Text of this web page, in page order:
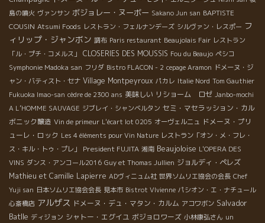
島の噴火 ヴァンサン ボジョレー・ヌーボー Sakano Jun san BAPTISTE
COUSIN Atsumi Foods レストラン・フェルナンデーズ シルヴァン・レスポー フ
ィリップ・ジャンボン 調布 Paris restaurant Beaujolais Fair レストラン
「ル・プチ・コメルス」
CLOSERIES DES MOUSSIS Fou du Beaujo ペシコ
Symphonie Madoka san フリダ Bistro FLACON - 2 cepage Aramon ドメーヌ・ジ
ャン・バティスト・セナ Village Montpeyroux パカレ Italie Nord Tom Gauthier
Fukuoka Imao-san cèdre de 2300 ans 美味しい リショーム ロゼ Janbo-mochi
A L’HOMME SAUVAGE ジブレイ・シャンベルタン セミ・マセラッション・カル
ボニック醸造 Vin de primeur L'écart lot 0205 オーヴェルニュ ドメーヌ・プリ
ューレ・ロック Les 4 éléments pour Vin Nature レストラン「オン・メ・フレ・
ス・キル・トゥ・プレ」
President FUJITA 湘南 Beaujoloise L'OPERA DES
VINS ダンス・アンコール2016 Guy et Thomas Jullien ジョルディ・ペレズ
Mathieu et Camille Lapierre ADヴィニュム社 世界ソムリエ協会の会長 Chef
Yuji san 日本ソムリエ協会会長 見本市 Bistrot VIvienne パシオン・エ・ナチュール
心斎橋店 アルザス ドメーヌ・デュ・マタン・カルム アコワボン Salvador
Batlle ディジョン シャトー・エグイユ ボジョロワーズ 小林康弘さん un